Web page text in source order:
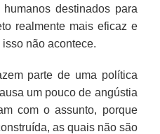
destinados para
realmente mais eficaz e
não acontece.
parte de uma política
um pouco de angústia
com o assunto, porque
as quais não são